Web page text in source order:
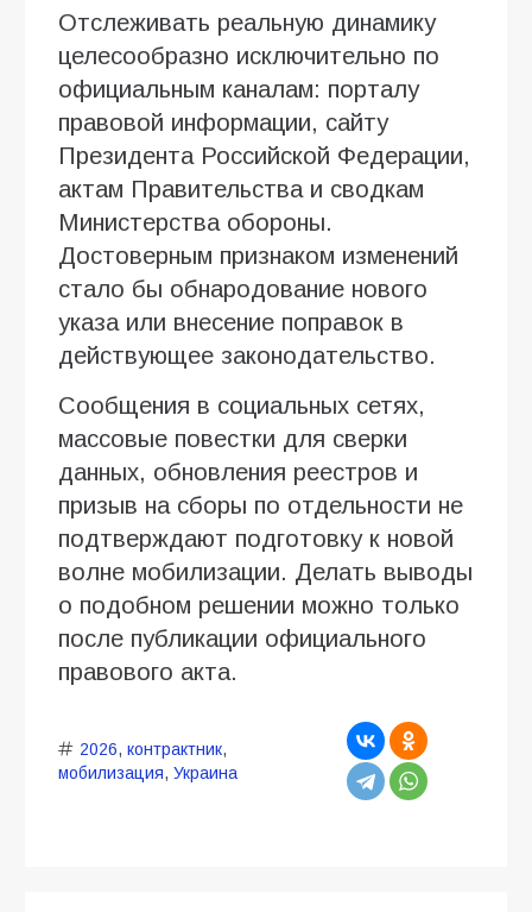
Отслеживать реальную динамику
целесообразно исключительно по
официальным каналам: порталу
правовой информации, сайту
Президента Российской Федерации,
актам Правительства и сводкам
Министерства обороны.
Достоверным признаком изменений
стало бы обнародование нового
указа или внесение поправок в
действующее законодательство.
Сообщения в социальных сетях,
массовые повестки для сверки
данных, обновления реестров и
призыв на сборы по отдельности не
подтверждают подготовку к новой
волне мобилизации. Делать выводы
о подобном решении можно только
после публикации официального
правового акта.
2026, контрактник,
мобилизация, Украина